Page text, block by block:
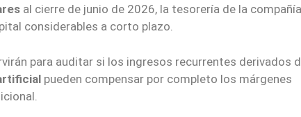
al cierre de junio de 2026, la tesorería de la compañía
considerables a corto plazo.
para auditar si los ingresos recurrentes derivados
pueden compensar por completo los márgenes